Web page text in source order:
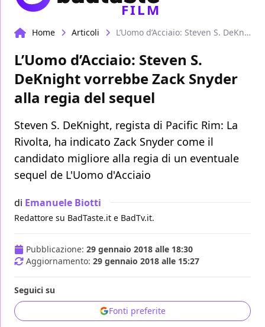
FILM
Home Articoli L’Uomo d’Acciaio: Steven S. DeKnight vorrebbe Zack Snyder alla regia del sequel
L’Uomo d’Acciaio: Steven S.
DeKnight vorrebbe Zack Snyder
alla regia del sequel
Steven S. DeKnight, regista di Pacific Rim: La
Rivolta, ha indicato Zack Snyder come il
candidato migliore alla regia di un eventuale
sequel de L'Uomo d'Acciaio
di Emanuele Biotti
Redattore su BadTaste.it e BadTv.it.
Pubblicazione: 29 gennaio 2018 alle 18:30
Aggiornamento: 29 gennaio 2018 alle 15:27
Seguici su
Fonti preferite